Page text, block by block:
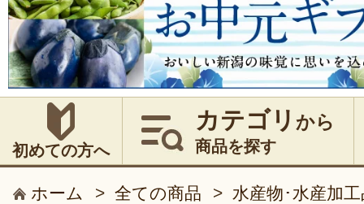
初めての方へ
カテゴリ から
商品を探す
ホーム > 全ての商品 > 水産物･水産加